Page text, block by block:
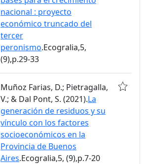
nacional : proyecto
económico truncado del
tercer
peronismo.Ecogralia,5,
(9),p.29-33
Muñoz Farias, D.; Pietragalla,
V.; & Dal Pont, S. (2021).La
generación de residuos y su
vínculo con los factores
socioeconómicos en la
Provincia de Buenos
Aires.Ecogralia,5, (9),p.7-20